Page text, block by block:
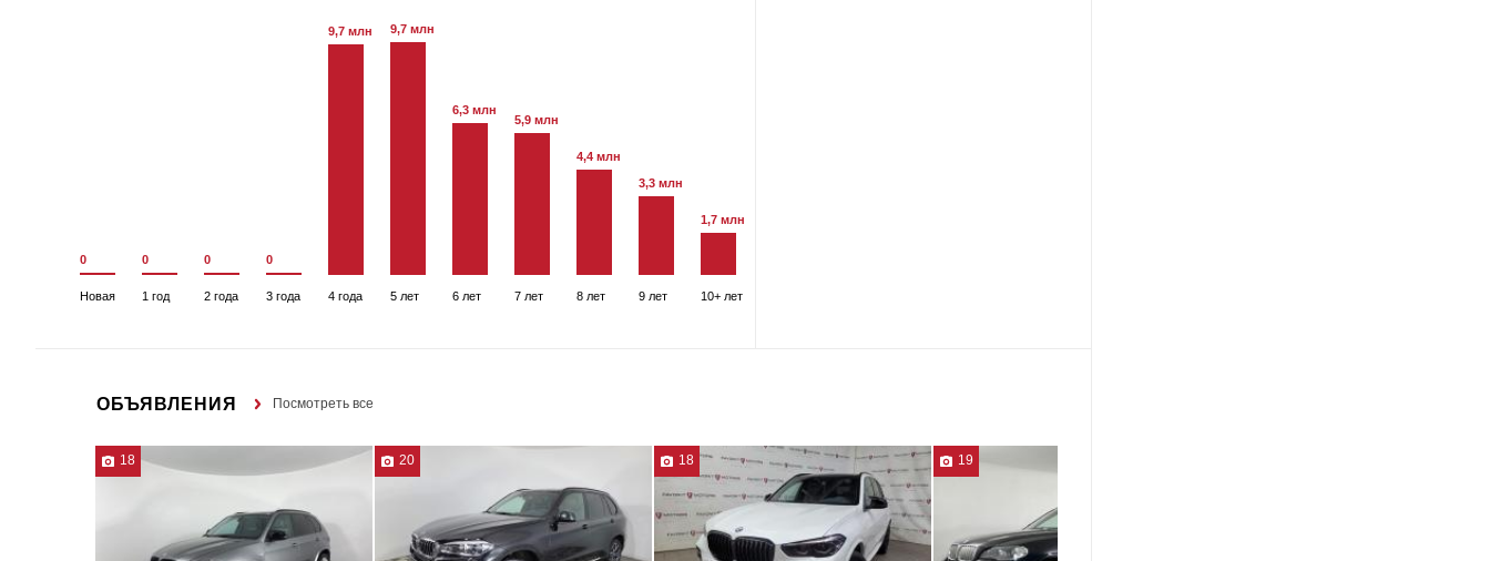
0
Новая
0
1 год
0
2 года
0
3 года
9,7 млн
4 года
9,7 млн
5 лет
6,3 млн
6 лет
5,9 млн
7 лет
4,4 млн
8 лет
3,3 млн
9 лет
1,7 млн
10+ лет
ОБЪЯВЛЕНИЯ Посмотреть все
18 20 18 19